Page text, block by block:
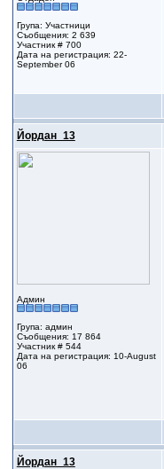
Група: Участници
Съобщения: 2 639
Участник # 700
Дата на регистрация: 22-
September 06
Йордан_13
Админ
Група: админ
Съобщения: 17 864
Участник # 544
Дата на регистрация: 10-August
06
Йордан_13